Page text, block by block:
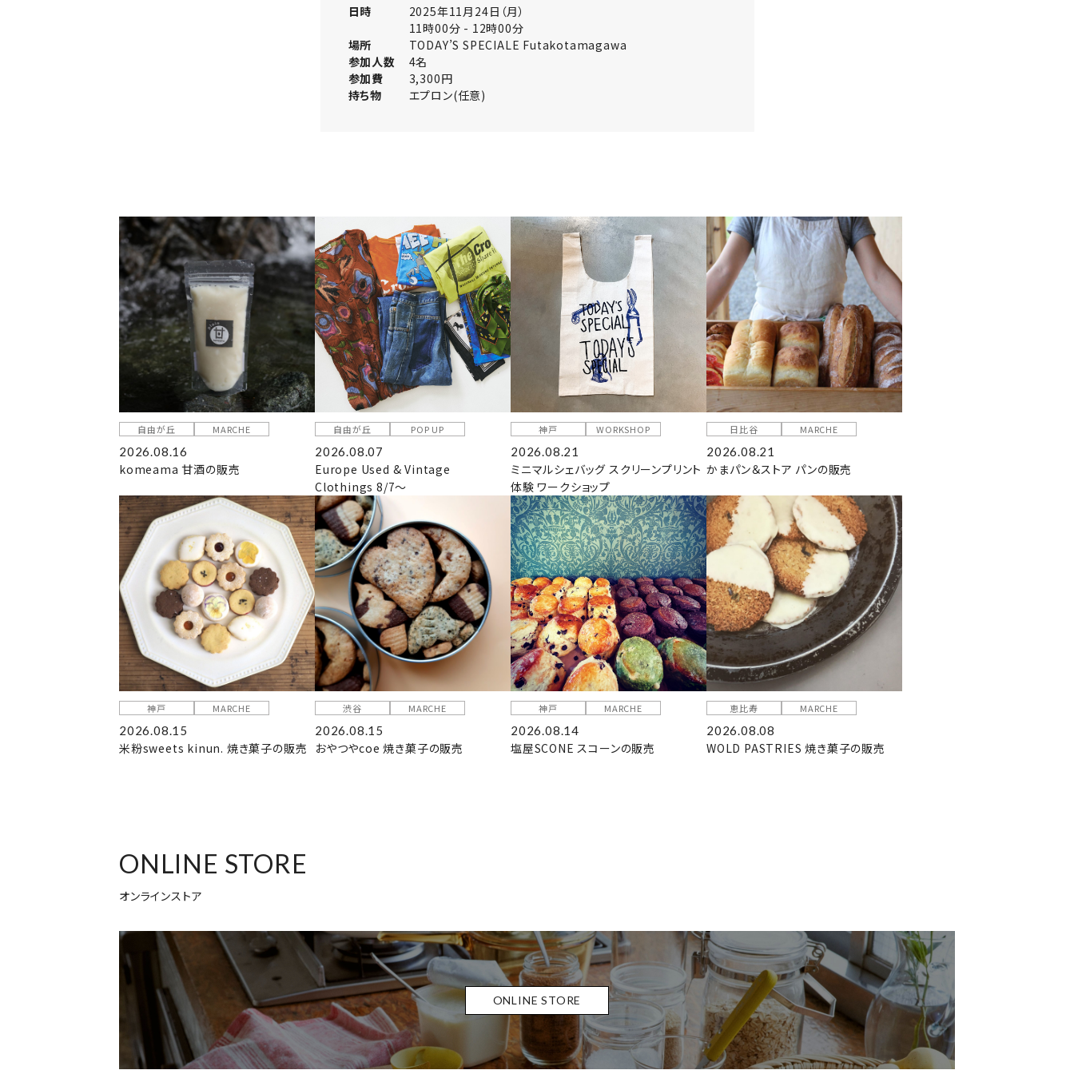
日時
2025年11月24日（月）
11時00分 - 12時00分
場所
TODAY’S SPECIALE Futakotamagawa
参加人数
4名
参加費
3,300円
持ち物
エプロン(任意)
自由が丘 MARCHE
2026.08.16
komeama 甘酒の販売
自由が丘 POP UP
2026.08.07
Europe Used & Vintage
Clothings 8/7～
神戸 WORKSHOP
2026.08.21
ミニマルシェバッグ スクリーンプリント
体験 ワークショップ
日比谷 MARCHE
2026.08.21
かまパン＆ストア パンの販売
神戸 MARCHE
2026.08.15
米粉sweets kinun. 焼き菓子の販売
渋谷 MARCHE
2026.08.15
おやつやcoe 焼き菓子の販売
神戸 MARCHE
2026.08.14
塩屋SCONE スコーンの販売
恵比寿 MARCHE
2026.08.08
WOLD PASTRIES 焼き菓子の販売
ONLINE STORE
オンラインストア
ONLINE STORE